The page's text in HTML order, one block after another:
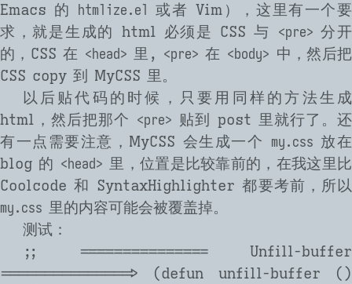
Emacs 的
htmlize.el 或者 Vim），这里有一个要
求，就是生成的 html 必须是 CSS 与 <pre> 分开
的，CSS 在 <head> 里, <pre> 在 <body> 中，然后把
CSS copy 到 MyCSS 里。
以后贴代码的时候，只要用同样的方法生成
html，然后把那个 <pre> 贴到 post 里就行了。还
有一点需要注意，MyCSS 会生成一个 my.css 放在
blog 的 <head> 里，位置是比较靠前的，在我这里比
Coolcode 和 SyntaxHighlighter 都要考前，所以
my.css 里的内容可能会被覆盖掉。
测试：
;; =============== Unfill-buffer
===============>
(defun unfill-buffer ()